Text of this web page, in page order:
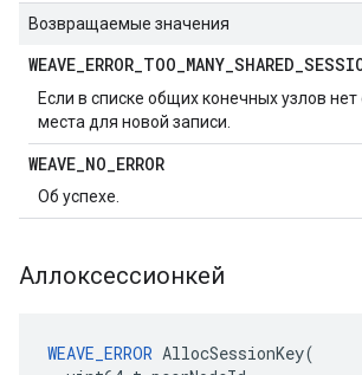
Возвращаемые значения
WEAVE_ERROR_TOO_MANY_SHARED_
Если в списке общих конечных узлов нет
места для новой записи.
WEAVE_NO_ERROR
Об успехе.
Аллоксессионкей
WEAVE_ERROR AllocSessionKey(